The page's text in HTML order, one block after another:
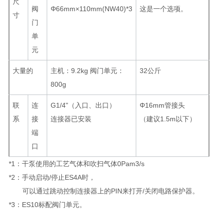
寸
阀
门
单
元
Φ66mm×110mm(NW40)*3 这是一个选项。
大量的
主机：9.2kg 阀门单元：
800g
32公斤
联
系
连
接
端
口
G1/4"（入口、出口）
连接器已安装
Φ16mm管接头
（建议1.5m以下）
*1：干泵使用的工艺气体和吹扫气体0Pam3/s
*2：手动启动/停止ES4A时，
可以通过跳动控制连接器上的PIN来打开/关闭电路保护器。
*3：ES10标配阀门单元。